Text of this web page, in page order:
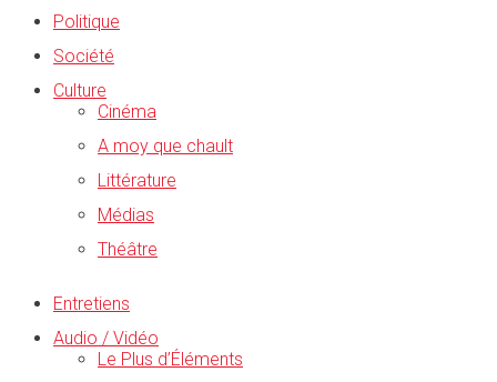
Politique
Société
Culture
Cinéma
A moy que chault
Littérature
Médias
Théâtre
Entretiens
Audio / Vidéo
Le Plus d’Éléments